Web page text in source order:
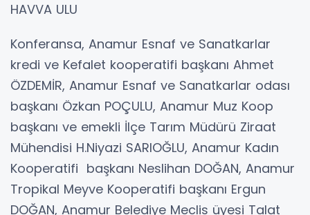
HAVVA ULU
Konferansa, Anamur Esnaf ve Sanatkarlar
kredi ve Kefalet kooperatifi başkanı Ahmet
ÖZDEMİR, Anamur Esnaf ve Sanatkarlar odası
başkanı Özkan POÇULU, Anamur Muz Koop
başkanı ve emekli İlçe Tarım Müdürü Ziraat
Mühendisi H.Niyazi SARIOĞLU, Anamur Kadın
Kooperatifi başkanı Neslihan DOĞAN, Anamur
Tropikal Meyve Kooperatifi başkanı Ergun
DOĞAN, Anamur Belediye Meclis üyesi Talat